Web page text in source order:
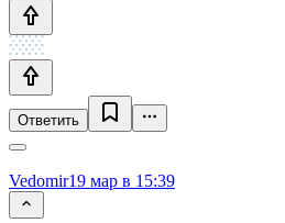
Ответить
Vedomir19 мар в 15:39